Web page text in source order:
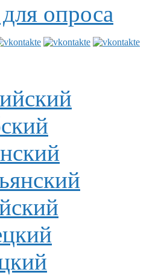
опроса